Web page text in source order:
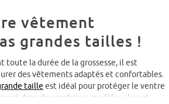
vêtement
grandes tailles !
toute la durée de la grossesse, il est
des vêtements adaptés et confortables.
taille est idéal pour protéger le ventre
dans de nombreux modèles, il peut